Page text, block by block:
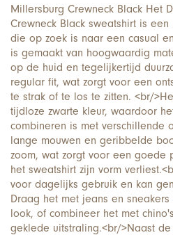
Millersburg Crewneck Black Het
Crewneck Black sweatshirt is
die op zoek is naar een casual
is gemaakt van hoogwaardig
op de huid en tegelijkertijd
regular fit, wat zorgt voor een
te strak of te los te zitten. <br/
tijdloze zwarte kleur, waardoor
combineren is met verschillende
lange mouwen en geribbelde
zoom, wat zorgt voor een goede
het sweatshirt zijn vorm
voor dagelijks gebruik en kan
Draag het met jeans en
look, of combineer het met
geklede uitstraling.<br/>Naast